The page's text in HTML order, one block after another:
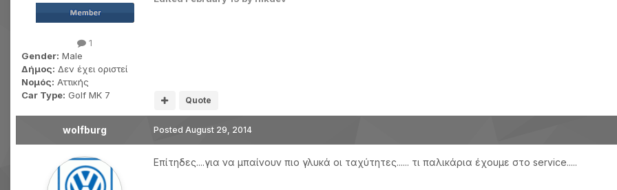
1
Gender: Male
Δήμος: Δεν έχει οριστεί
Νομός: Αττικής
Car Type: Golf MK 7 Quote
wolfburg Posted August 29, 2014
Επίτηδες....για να μπαίνουν πιο γλυκά οι ταχύτητες...... τι παλικάρια έχουμε στο service.....